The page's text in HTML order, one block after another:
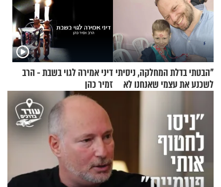
"הבטתי בדלת המחלקה, ניסיתי
לשכנע את עצמי שאנחנו לא
דיני אמירה לגוי בשבת - הרב
זמיר כהן